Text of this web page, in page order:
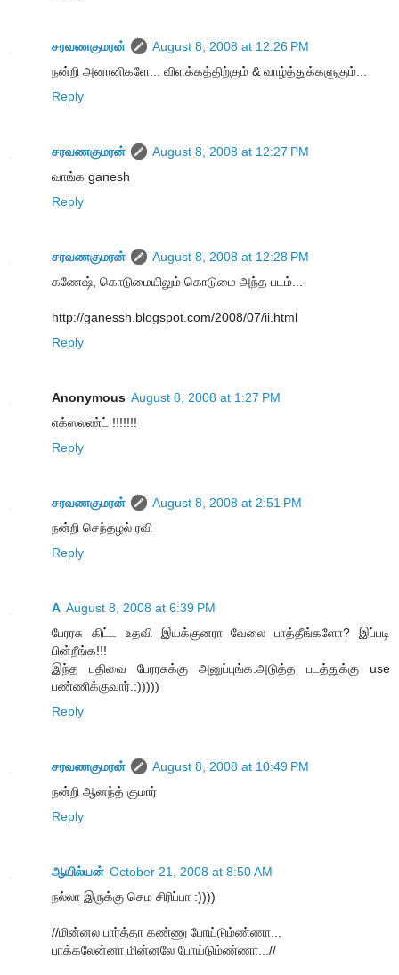
சரவணகுமரன்
August 8, 2008 at 12:26 PM
நன்றி அனானிகளே... விளக்கத்திற்கும் & வாழ்த்துக்களுகும்...
Reply
சரவணகுமரன்
August 8, 2008 at 12:27 PM
வாங்க ganesh
Reply
சரவணகுமரன்
August 8, 2008 at 12:28 PM
கணேஷ், கொடுமையிலும் கொடுமை அந்த படம்...
http://ganessh.blogspot.com/2008/07/ii.html
Reply
Anonymous August 8, 2008 at 1:27 PM
எக்ஸலண்ட் !!!!!!!
Reply
சரவணகுமரன்
August 8, 2008 at 2:51 PM
நன்றி செந்தழல் ரவி
Reply
A August 8, 2008 at 6:39 PM
பேரரசு கிட்ட உதவி இயக்குனரா வேலை பாத்தீங்களோ? இப்படி
பின்றீங்க!!!
இந்த பதிவை பேரரசுக்கு அனுப்புங்க.அடுத்த படத்துக்கு use
பண்ணிக்குவார்.:)))))
Reply
சரவணகுமரன்
August 8, 2008 at 10:49 PM
நன்றி ஆனந்த் குமார்
Reply
ஆயில்யன் October 21, 2008 at 8:50 AM
நல்லா இருக்கு செம சிரிப்பா :))))
//மின்னல பார்த்தா கண்ணு போய்டும்ண்ணா...
பாக்கலேன்னா மின்னலே போய்டும்ண்ணா...//